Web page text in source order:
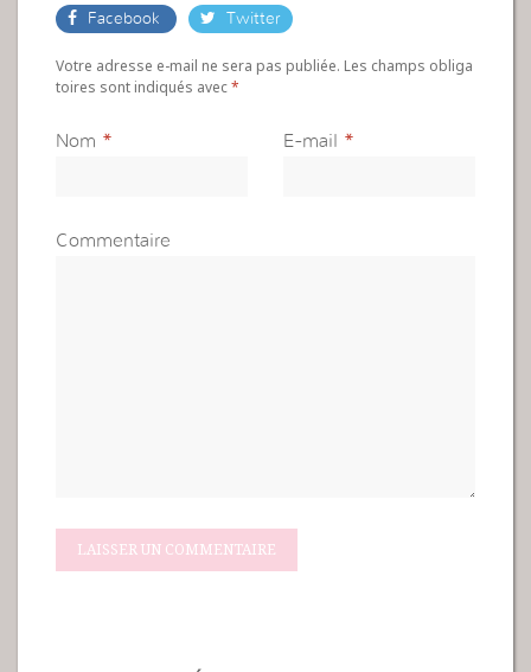
Facebook Twitter
Votre adresse e-mail ne sera pas publiée. Les champs obliga
toires sont indiqués avec*
Nom * E-mail *
Commentaire